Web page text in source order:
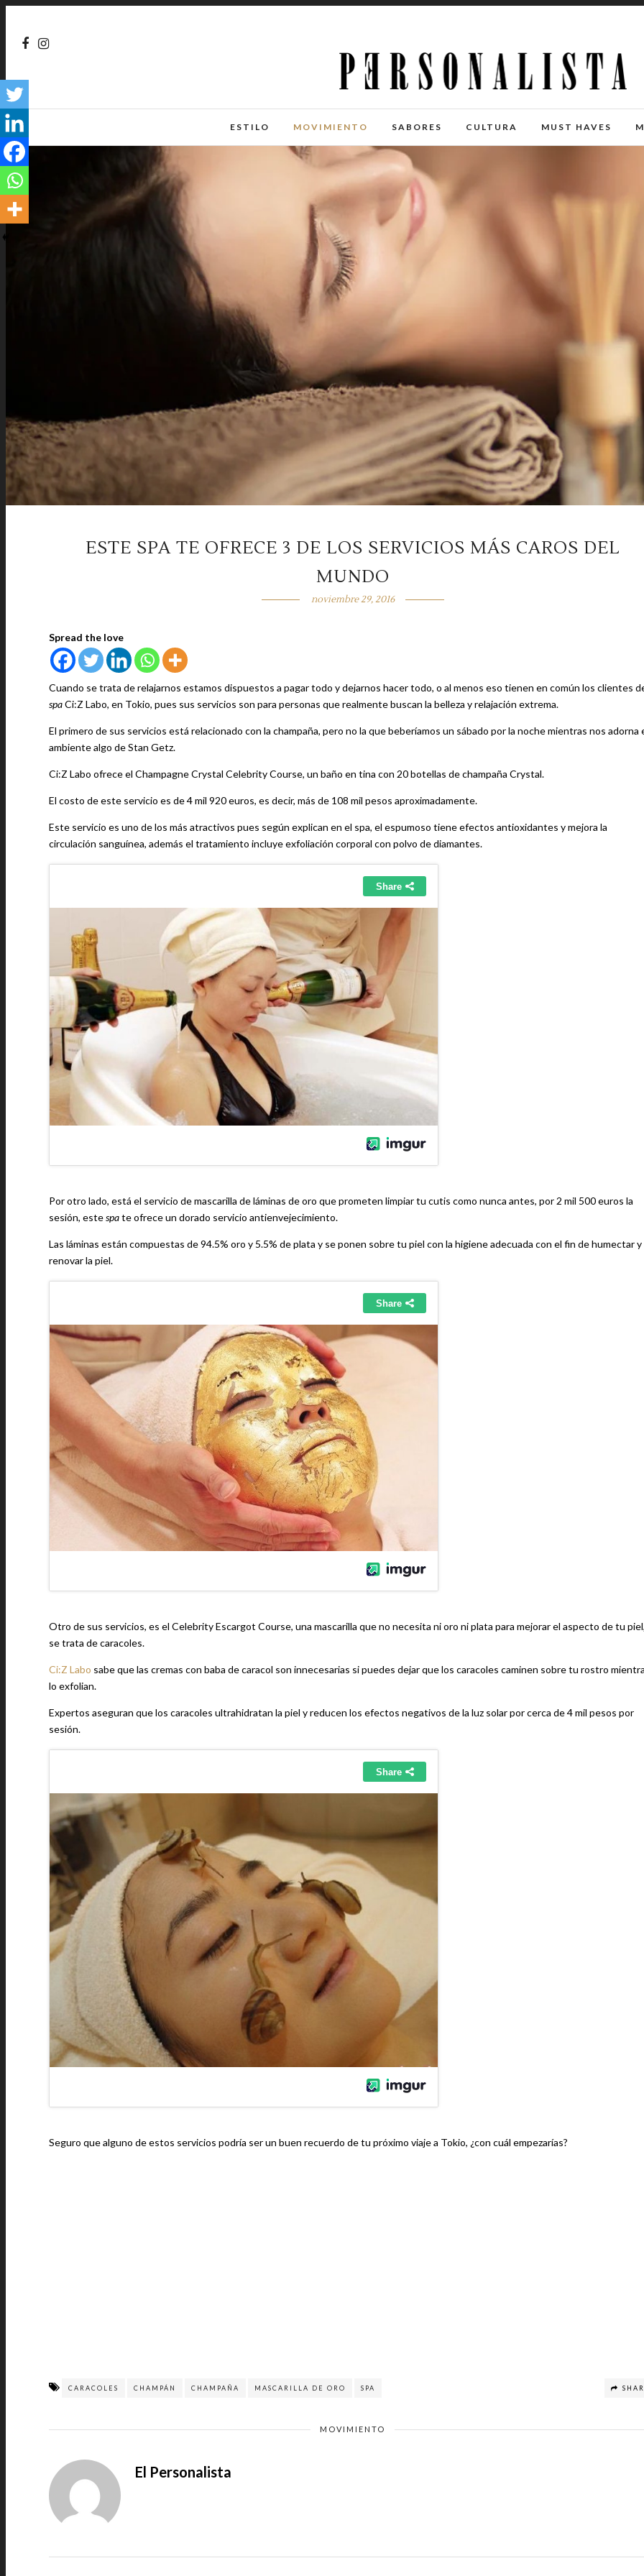
ESTILO MOVIMIENTO SABORES CULTURA MUST HAVES
ESTE SPA TE OFRECE 3 DE LOS SERVICIOS MÁS CAROS DEL
MUNDO
noviembre 29, 2016
Spread the love
Cuando se trata de relajarnos estamos dispuestos a pagar todo y dejarnos hacer todo, o al menos eso tienen en común los clientes
spaCi:Z Labo, en Tokio, pues sus servicios son para personas que realmente buscan la belleza y relajación extrema.
El primero de sus servicios está relacionado con la champaña, pero no la que beberíamos un sábado por la noche mientras nos adorna
ambiente algo de Stan Getz.
Ci:Z Labo ofrece el Champagne Crystal Celebrity Course, un baño en tina con 20 botellas de champaña Crystal.
El costo de este servicio es de 4 mil 920 euros, es decir, más de 108 mil pesos aproximadamente.
Este servicio es uno de los más atractivos pues según explican en el spa, el espumoso tiene efectos antioxidantes y mejora la
circulación sanguínea, además el tratamiento incluye exfoliación corporal con polvo de diamantes.
Por otro lado, está el servicio de mascarilla de láminas de oro que prometen limpiar tu cutis como nunca antes, por 2 mil 500 euros la
sesión, estespate ofrece un dorado servicio antienvejecimiento.
Las láminas están compuestas de 94.5% oro y 5.5% de plata y se ponen sobre tu piel con la higiene adecuada con el fin de humectar y
renovar la piel.
Otro de sus servicios, es el Celebrity Escargot Course, una mascarilla que no necesita ni oro ni plata para mejorar el aspecto de tu
se trata de caracoles.
Ci:Z Labo sabe que las cremas con baba de caracol son innecesarias si puedes dejar que los caracoles caminen sobre tu rostro
lo exfolian.
Expertos aseguran que los caracoles ultrahidratan la piel y reducen los efectos negativos de la luz solar por cerca de 4 mil pesos por
sesión.
Seguro que alguno de estos servicios podría ser un buen recuerdo de tu próximo viaje a Tokio, ¿con cuál empezarías?
CARACOLES CHAMPÁN CHAMPAÑA MASCARILLA DE ORO SPA
MOVIMIENTO
El Personalista